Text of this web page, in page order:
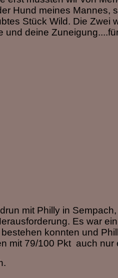
Hund meines Mannes,
Stück Wild. Die Zwei
deine
mit Philly in
Es war
konnten und
mit 79/100 Pkt auch nur